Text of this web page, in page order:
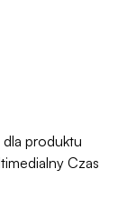
produktu
Czas